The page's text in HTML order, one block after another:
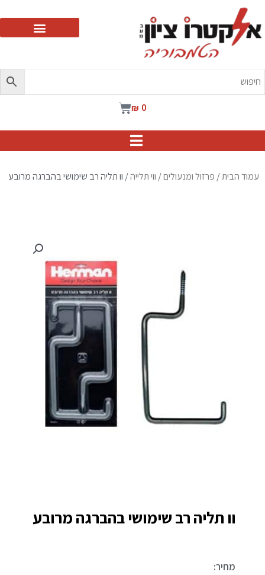
₪ 0
עגלת
עמוד הבית/ פרזול ומנעולים/ ווי תלייה/ וו תליה רב שימושי בהברגה מרובע
וו תליה רב שימושי בהברגה מרובע
מחיר: